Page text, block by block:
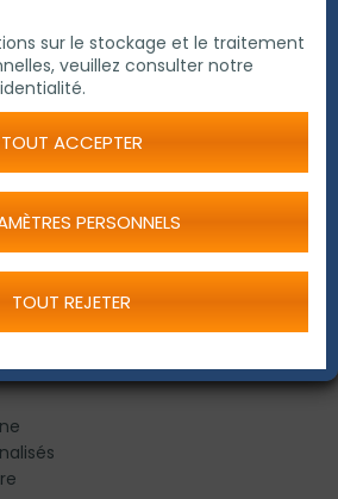
coupe pour
sur le stockage et le traitement
veuillez consulter notre
TOUT ACCEPTER
PERSONNELS
TOUT REJETER